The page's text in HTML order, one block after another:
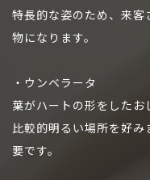
特長的な姿のため、来
物になります。
・ウンベラータ
葉がハートの形をしたお
比較的明るい場所を好
要です。